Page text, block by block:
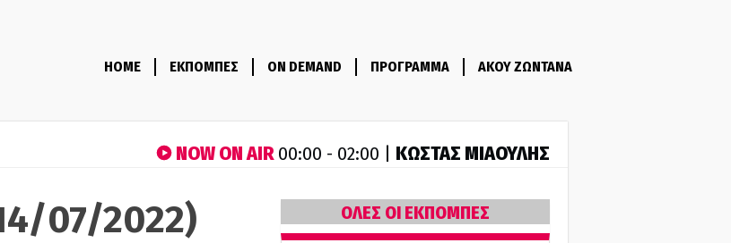
HOME ΕΚΠΟΜΠΕΣ ON DEMAND ΠΡΟΓΡΑΜΜΑ ΑΚΟΥ ΖΩΝΤΑΝΑ
NOW ON AIR00:00 - 02:00 | ΚΩΣΤΑΣ ΜΙΑΟΥΛΗΣ
07/2022) ΟΛΕΣ ΟΙ ΕΚΠΟΜΠΕΣ